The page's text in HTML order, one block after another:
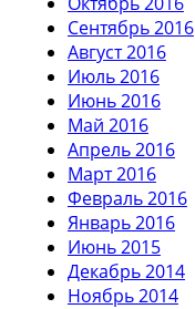
Сентябрь 2016
Август 2016
Июль 2016
Июнь 2016
Май 2016
Апрель 2016
Март 2016
Февраль 2016
Январь 2016
Июнь 2015
Декабрь 2014
Ноябрь 2014